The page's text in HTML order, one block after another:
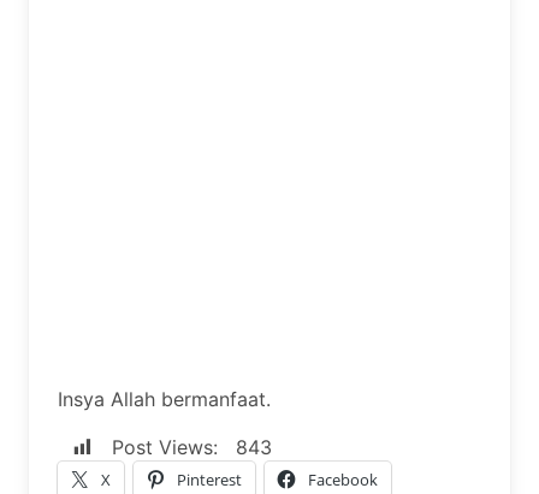
Insya Allah bermanfaat.
Post Views:
843
X Pinterest Facebook